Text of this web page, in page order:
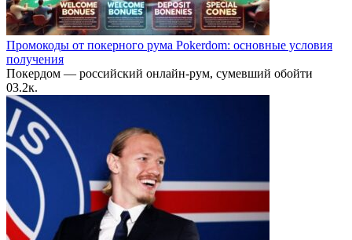
Промокоды от покерного рума Pokerdom: основные условия
получения
Покердом — российский онлайн-рум, сумевший обойти
03.2к.